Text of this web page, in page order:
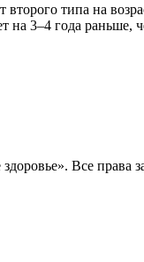
второго типа на
на 3–4 года
Все права